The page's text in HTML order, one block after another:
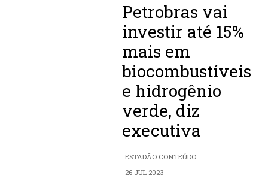
Petrobras vai
investir até 15%
mais em
biocombustíveis
e hidrogênio
verde, diz
executiva
ESTADÃO CONTEÚDO
26 JUL 2023